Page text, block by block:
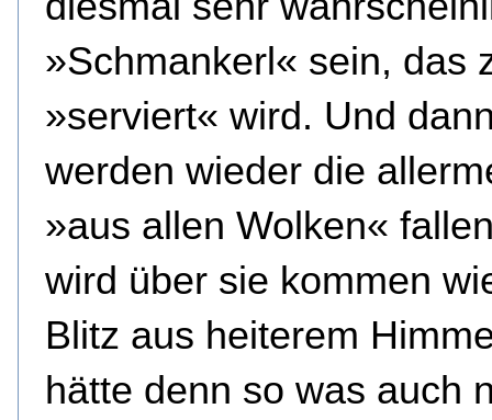
»Schmankerl« sein, das
»serviert« wird. Und
werden wieder die
»aus allen Wolken«
wird über sie kommen
Blitz aus heiterem
hätte denn so was auch